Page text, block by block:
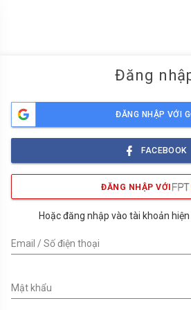
Đăng
ĐĂNG NHẬP VỚI
FACEBOOK
ĐĂNG NHẬP VỚI
Hoặc đăng nhập vào tài khoản
Email / Số điện thoại
Mật khẩu